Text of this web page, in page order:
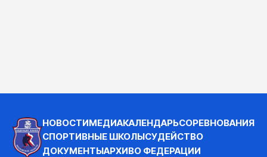
НОВОСТИМЕДИАКАЛЕНДАРЬСОРЕВНОВАНИЯ
СПОРТИВНЫЕ ШКОЛЫСУДЕЙСТВО
ДОКУМЕНТЫАРХИВО ФЕДЕРАЦИИ